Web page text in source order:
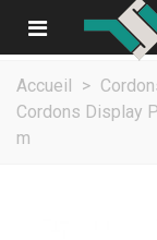
Accueil >
Cordons Display
m